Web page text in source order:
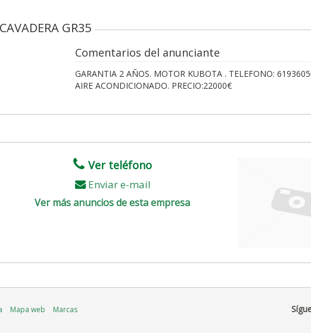
GR35
Comentarios del anunciante
GARANTIA 2 AÑOS. MOTOR KUBOTA . TELEFONO:
AIRE ACONDICIONADO. PRECIO:22000€
Ver teléfono
Enviar e-mail
Ver más anuncios de esta empresa
Mapa web Marcas